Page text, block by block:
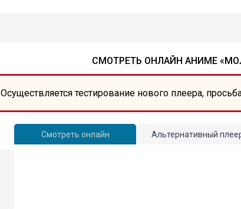
СМОТРЕТЬ ОНЛАЙН АНИМЕ
Осуществляется тестирование нового плеера,
Смотреть онлайн Альтернативный